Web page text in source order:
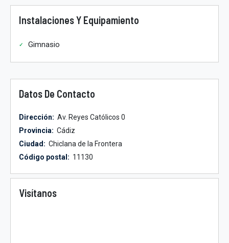
Instalaciones Y Equipamiento
Gimnasio
Datos De Contacto
Dirección: Av. Reyes Católicos 0
Provincia: Cádiz
Ciudad: Chiclana de la Frontera
Código postal: 11130
Visítanos